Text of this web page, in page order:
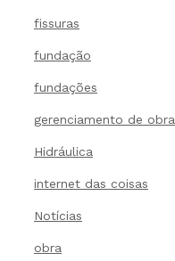
fissuras
fundação
fundações
gerenciamento de obra
Hidráulica
internet das coisas
Notícias
obra